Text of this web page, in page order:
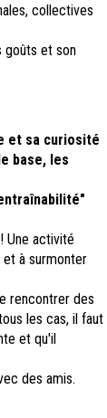
collectives
goûts et son
et sa curiosité
base, les
Une activité
et à surmonter
rencontrer des
les cas, il faut
et qu'il
des amis.